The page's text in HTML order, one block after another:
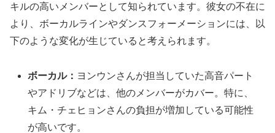
キルの高いメンバーとして知られています。彼女の不在に
より、ボーカルラインやダンスフォーメーションには、以
下のような変化が生じていると考えられます。
ボーカル： ヨンウンさんが担当していた高音パート
やアドリブなどは、他のメンバーがカバー。特に、
キム・チェヒョンさんの負担が増加している可能性
が高いです。